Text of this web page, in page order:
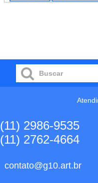
(11) 2986-9535
(11) 2762-4664
contato@g10.art.br